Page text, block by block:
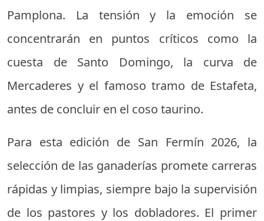
Pamplona. La tensión y la emoción se
concentrarán en puntos críticos como la
cuesta de Santo Domingo, la curva de
Mercaderes y el famoso tramo de Estafeta,
antes de concluir en el coso taurino.
Para esta edición de San Fermín 2026, la
selección de las ganaderías promete carreras
rápidas y limpias, siempre bajo la supervisión
de los pastores y los dobladores. El primer